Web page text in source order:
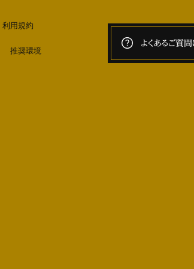
利用規約
推奨環境
よくあるご質問